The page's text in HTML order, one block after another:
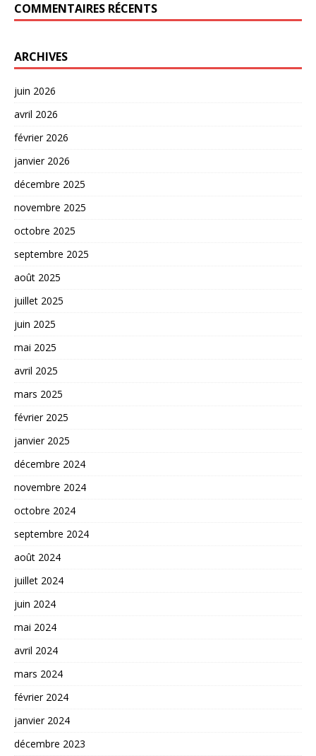
COMMENTAIRES RÉCENTS
ARCHIVES
juin 2026
avril 2026
février 2026
janvier 2026
décembre 2025
novembre 2025
octobre 2025
septembre 2025
août 2025
juillet 2025
juin 2025
mai 2025
avril 2025
mars 2025
février 2025
janvier 2025
décembre 2024
novembre 2024
octobre 2024
septembre 2024
août 2024
juillet 2024
juin 2024
mai 2024
avril 2024
mars 2024
février 2024
janvier 2024
décembre 2023